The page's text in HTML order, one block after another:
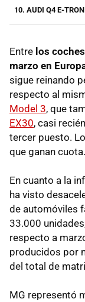
10. AUDI Q4 E-TRON
Entre los
marzo en
sigue reinando
respecto al
Model 3, que
EX30, casi
tercer puesto.
que ganan cuota.
En cuanto a la
ha visto
de automóviles
33.000
respecto a
producidos por
del total de
MG representó